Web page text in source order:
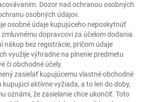
Dozor nad ochranou osobných
osobných údajov.
osobné údaje kupujúceho neposkytnúť
dopravcovi za účelom dodania
nákup bez registrácie, pričom údaje
využije výhradne na plnenie predmetu
či obchodné účely.
zasielať kupujúcemu vlastné obchodné
kupujúci aktívne vyžiada, a to len do doby,
oznámi, že zasielanie chce ukončiť. Toto